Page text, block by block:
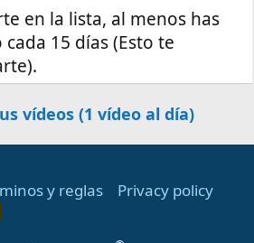
en la lista, al menos has
15 días (Esto te
vídeos (1 vídeo al día)
y reglas
Privacy policy